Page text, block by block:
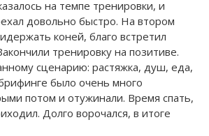
на темпе тренировки, и
довольно быстро. На втором
коней, благо встретил
тренировку на позитиве.
сценарию: растяжка, душ, еда,
было очень много
потом и отужинали. Время спать,
Долго ворочался, в итоге